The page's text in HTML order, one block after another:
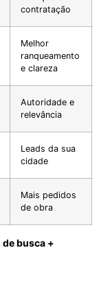
contratação
Melhor
ranqueamento
e clareza
Autoridade e
relevância
Leads da sua
cidade
Mais pedidos
de obra
busca +